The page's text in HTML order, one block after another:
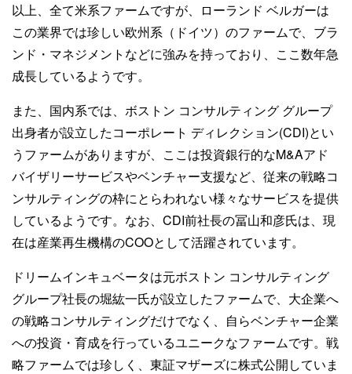
以上、全て米系ファームですが、ローランド ベルガーは
この業界では珍しい欧州系（ドイツ）のファームで、ブラ
ンド・マネジメントなどに強みを持っており、ここ数年急
成長しているようです。
また、国内系では、ボストン コンサルティング グループ
出身者が設立したコーポレート ディレクション(CDI)とい
うファームがありますが、ここは投資銀行的なM&Aアド
バイザリーサービスやベンチャー支援など、従来の戦略コ
ンサルティングの枠にとらわれない様々なサービスを提供
しているようです。なお、CDI前社長の冨山和彦氏は、現
在は産業再生機構のCOOとして活躍されています。
ドリームインキュベータは元ボストン コンサルティング
グループ社長の堀紘一氏が設立したファームで、大企業へ
の戦略コンサルティングだけでなく、自らベンチャー企業
への投資・育成を行っているユニークなファームです。戦
略ファームでは珍しく、東証マザーズに株式公開していま